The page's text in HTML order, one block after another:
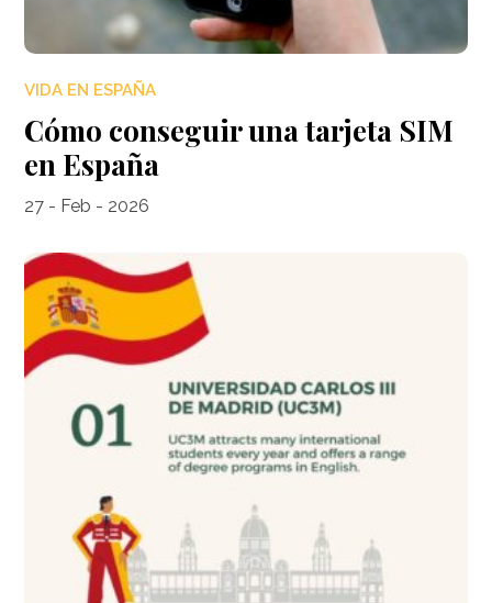
VIDA EN ESPAÑA
Cómo conseguir una tarjeta SIM
en España
27 - Feb - 2026